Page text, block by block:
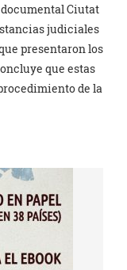
Ciutat
judiciales
presentaron los
que estas
de la